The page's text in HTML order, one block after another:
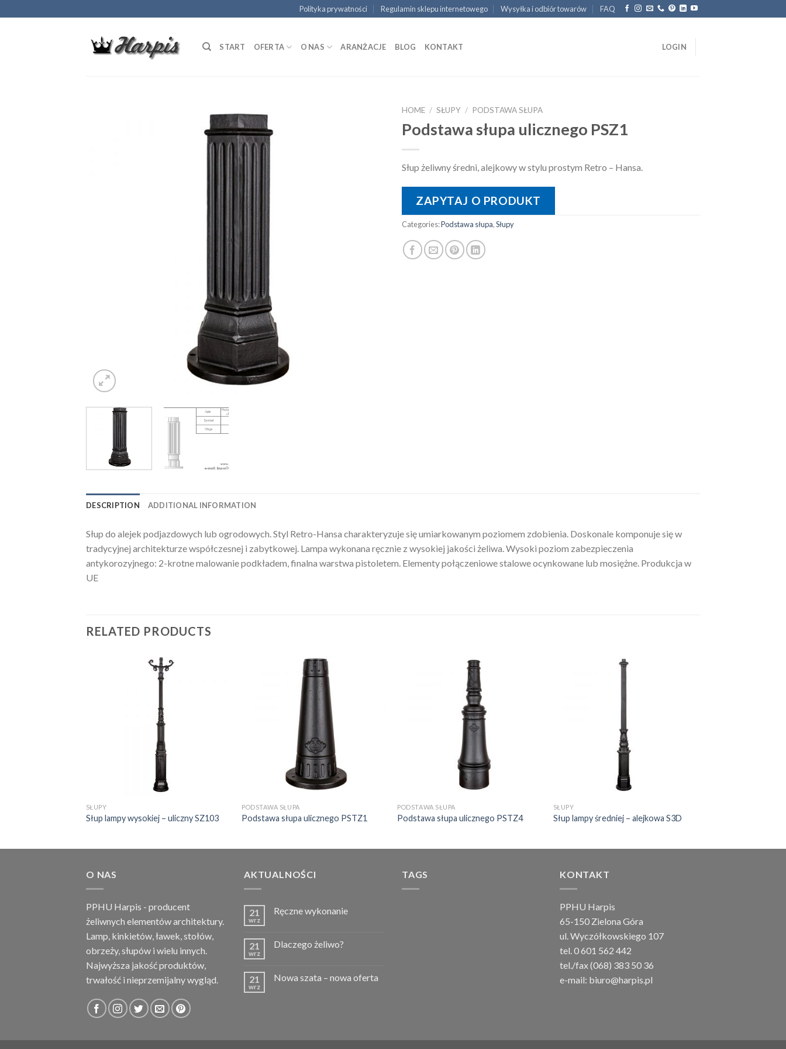
to
Polityka prywatności Regulamin sklepu internetowego Wysyłka i odbiór towarów FAQ
START OFERTA O NAS ARANŻACJE BLOG KONTAKT LOGIN
HOME / SŁUPY / PODSTAWA SŁUPA
Podstawa słupa ulicznego PSZ1
Słup żeliwny średni, alejkowy w stylu prostym Retro – Hansa.
ZAPYTAJ O PRODUKT
Categories:Podstawa słupa,Słupy
DESCRIPTION ADDITIONAL INFORMATION
Słup do alejek podjazdowych lub ogrodowych. Styl Retro-Hansa charakteryzuje się umiarkowanym poziomem zdobienia. Doskonale komponuje się w
tradycyjnej architekturze współczesnej i zabytkowej. Lampa wykonana ręcznie z wysokiej jakości żeliwa. Wysoki poziom zabezpieczenia
antykorozyjnego: 2-krotne malowanie podkładem, finalna warstwa pistoletem. Elementy połączeniowe stalowe ocynkowane lub mosiężne. Produkcja w
UE
RELATED PRODUCTS
SŁUPY
Słup lampy wysokiej – uliczny SZ103
PODSTAWA SŁUPA
Podstawa słupa ulicznego PSTZ1
PODSTAWA SŁUPA
Podstawa słupa ulicznego PSTZ4
SŁUPY
Słup lampy średniej – alejkowa S3D
O NAS
PPHU Harpis - producent
żeliwnych elementów architektury.
Lamp, kinkietów, ławek, stołów,
obrzeży, słupów i wielu innych.
Najwyższa jakość produktów,
trwałość i nieprzemijalny wygląd.
AKTUALNOŚCI
21
wrz
Ręczne wykonanie
21
wrz
Dlaczego żeliwo?
21
wrz
Nowa szata – nowa oferta
TAGS KONTAKT
PPHU Harpis
65-150 Zielona Góra
ul. Wyczółkowskiego 107
tel. 0 601 562 442
tel./fax (068) 383 50 36
e-mail: biuro@harpis.pl